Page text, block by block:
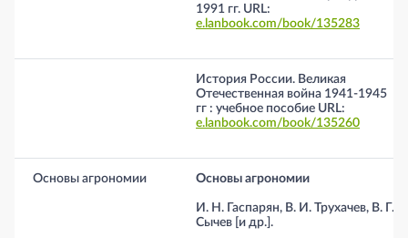
1991 гг. URL:
e.lanbook.com/book/135283
История России. Великая
Отечественная война 1941-1945
гг : учебное пособие URL:
e.lanbook.com/book/135260
Основы агрономии Основы агрономии
И. Н. Гаспарян, В. И. Трухачев, В. Г.
Сычев [и др.].